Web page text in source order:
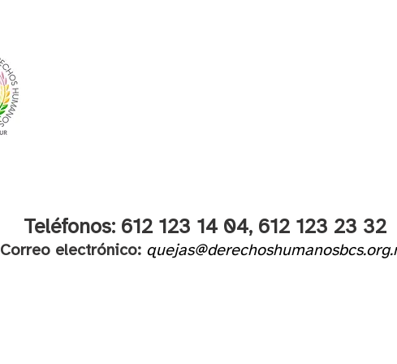
Teléfonos: 612 123 14 04, 612 123 23 32
Correo electrónico: